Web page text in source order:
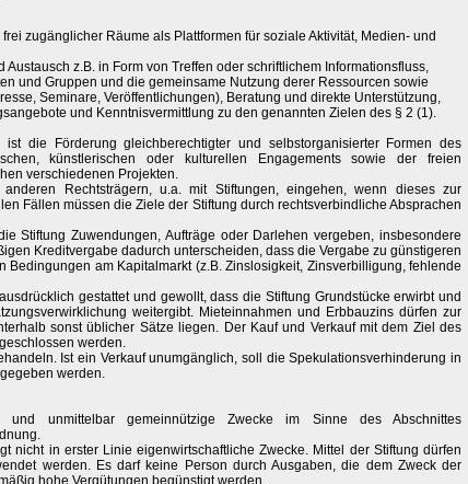
zugänglicher Räume als Plattformen für soziale Aktivität, Medien- und
z.B. in Form von Treffen oder schriftlichem Informationsfluss,
und Gruppen und die gemeinsame Nutzung derer Ressourcen sowie
Seminare, Veröffentlichungen), Beratung und direkte Unterstützung,
und Kenntnisvermittlung zu den genannten Zielen des § 2 (1).
die Förderung gleichberechtigter und selbstorganisierter Formen des
künstlerischen oder kulturellen Engagements sowie der freien
verschiedenen Projekten.
Rechtsträgern, u.a. mit Stiftungen, eingehen, wenn dieses zur
Fällen müssen die Ziele der Stiftung durch rechtsverbindliche Absprachen
Stiftung Zuwendungen, Aufträge oder Darlehen vergeben, insbesondere
Kreditvergabe dadurch unterscheiden, dass die Vergabe zu günstigeren
Bedingungen am Kapitalmarkt (z.B. Zinslosigkeit, Zinsverbilligung, fehlende
gestattet und gewollt, dass die Stiftung Grundstücke erwirbt und
weitergibt. Mieteinnahmen und Erbbauzins dürfen zur
sonst üblicher Sätze liegen. Der Kauf und Verkauf mit dem Ziel des
werden.
Ist ein Verkauf unumgänglich, soll die Spekulationsverhinderung in
werden.
unmittelbar gemeinnützige Zwecke im Sinne des Abschnittes
nicht in erster Linie eigenwirtschaftliche Zwecke. Mittel der Stiftung dürfen
werden. Es darf keine Person durch Ausgaben, die dem Zweck der